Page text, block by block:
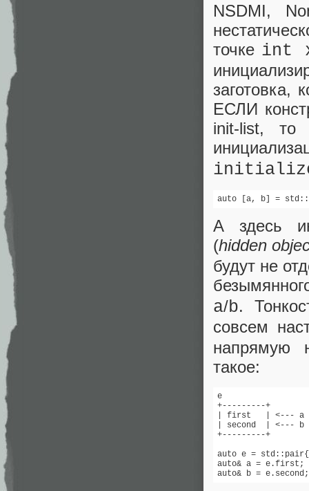
NSDMI,
точке int
заготовка,
ЕСЛИ
init-list, то
auto [a, b] =
А здесь
(hidden
будут не
a/b.
совсем
напрямую
такое:
e
+---------+
| first   | <--- a
| second  | <--- b
+---------+
auto e =
auto& a = e.first;
auto& b = e.second;